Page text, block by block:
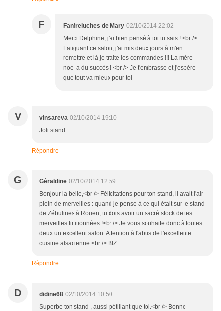
F Fanfreluches de Mary 02/10/2014 22:02
Merci Delphine, j'ai bien pensé à toi tu sais ! <br />
Fatiguant ce salon, j'ai mis deux jours à m'en
remettre et là je traite les commandes !!! La mère
noel a du succès ! <br /> Je t'embrasse et j'espère
que tout va mieux pour toi
V vinsareva 02/10/2014 19:10
Joli stand.
Répondre
G Géraldine 02/10/2014 12:59
Bonjour la belle,<br /> Félicitations pour ton stand, il avait l'air
plein de merveilles : quand je pense à ce qui était sur le stand
de Zébulines à Rouen, tu dois avoir un sacré stock de tes
merveilles finitionnées !<br /> Je vous souhaite donc à toutes
deux un excellent salon. Attention à l'abus de l'excellente
cuisine alsacienne.<br /> BIZ
Répondre
D didine68 02/10/2014 10:50
Superbe ton stand , aussi pétillant que toi.<br /> Bonne